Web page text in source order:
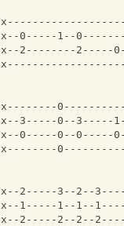
0-----1--
2--------2-----
3-----0--3-----
0-----0--0-----
2-----3--2--
1-----1--1--
2-----2--2--